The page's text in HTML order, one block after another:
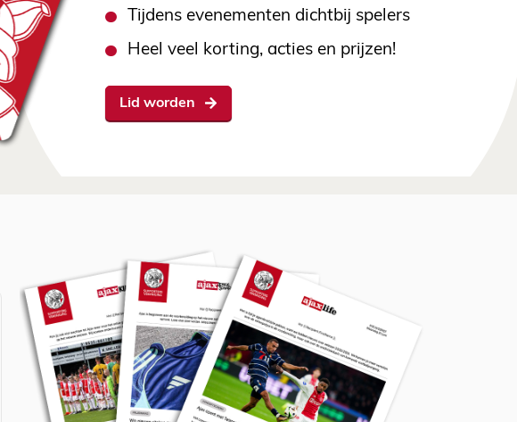
Tijdens evenementen dichtbij spelers
Heel veel korting, acties en prijzen!
Lid worden